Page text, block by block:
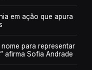
em ação que apura
nome para representar
afirma Sofia Andrade